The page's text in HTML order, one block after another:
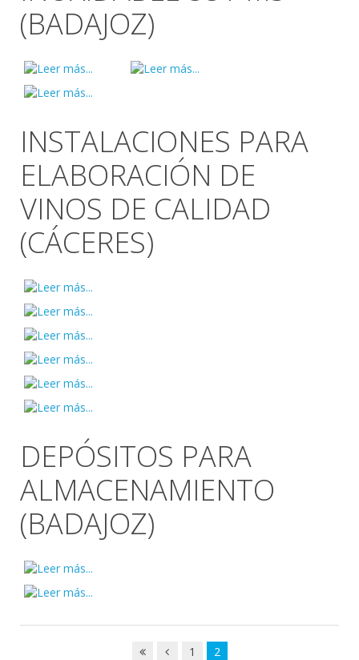
(BADAJOZ)
INSTALACIONES PARA
ELABORACIÓN DE
VINOS DE CALIDAD
(CÁCERES)
DEPÓSITOS PARA
ALMACENAMIENTO
(BADAJOZ)
1 2